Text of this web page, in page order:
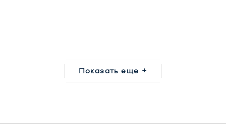
Показать еще +